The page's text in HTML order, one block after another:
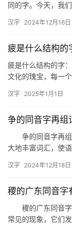
同的字。今天，我
汉字 2024年12月16日
疲是什么结构的
疲是什么结构的字
文化的瑰宝，每一
构…
汉字 2025年1月1日
争的同音字再组
争的同音字再组
大地丰富词汇，使
汇…
汉字 2024年12月18日
稷的广东同音字
稷的广东同音字
常见的现象，它们